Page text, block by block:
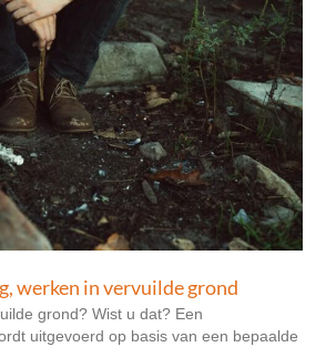
werken in vervuilde grond
grond? Wist u dat? Een
uitgevoerd op basis van een bepaalde